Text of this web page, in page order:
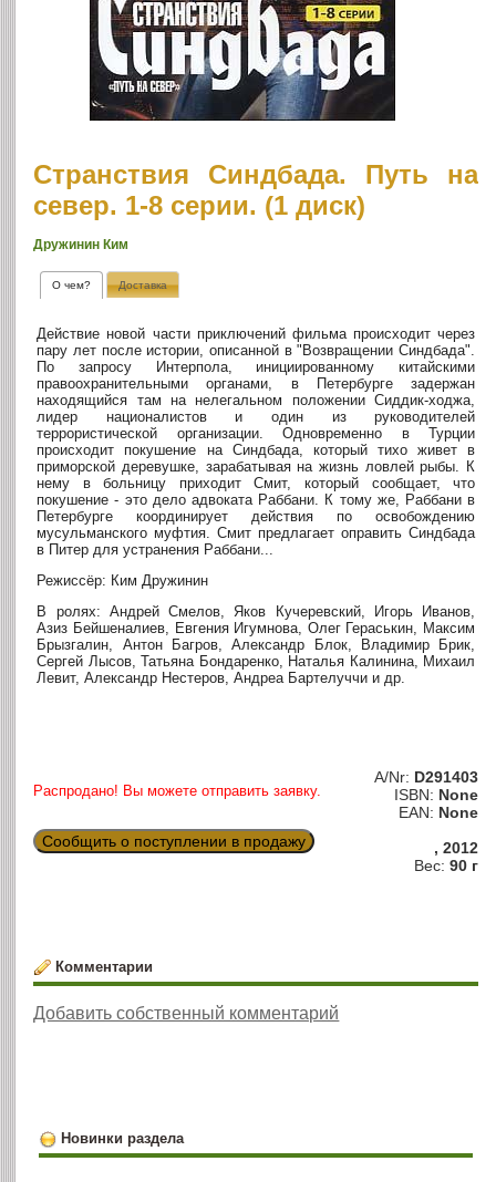
Странствия Синдбада. Путь на
север. 1-8 серии. (1 диск)
Дружинин Ким
О чем? Доставка
Действие новой части приключений фильма происходит через
пару лет после истории, описанной в "Возвращении Синдбада".
По запросу Интерпола, инициированному китайскими
правоохранительными органами, в Петербурге задержан
находящийся там на нелегальном положении Сиддик-ходжа,
лидер националистов и один из руководителей
террористической организации. Одновременно в Турции
происходит покушение на Синдбада, который тихо живет в
приморской деревушке, зарабатывая на жизнь ловлей рыбы. К
нему в больницу приходит Смит, который сообщает, что
покушение - это дело адвоката Раббани. К тому же, Раббани в
Петербурге координирует действия по освобождению
мусульманского муфтия. Смит предлагает оправить Синдбада
в Питер для устранения Раббани...
Режисcёр: Ким Дружинин
В ролях: Андрей Смелов, Яков Кучеревский, Игорь Иванов,
Азиз Бейшеналиев, Евгения Игумнова, Олег Гераськин, Максим
Брызгалин, Антон Багров, Александр Блок, Владимир Брик,
Сергей Лысов, Татьяна Бондаренко, Наталья Калинина, Михаил
Левит, Александр Нестеров, Андреа Бартелуччи и др.
Распродано! Вы можете отправить заявку.
Сообщить о поступлении в продажу
A/Nr: D291403
ISBN: None
EAN: None
, 2012
Вес: 90 г
Комментарии
Добавить собственный комментарий
Новинки раздела